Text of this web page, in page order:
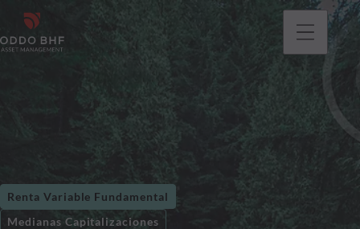
Renta Variable Fundamental
Medianas Capitalizaciones